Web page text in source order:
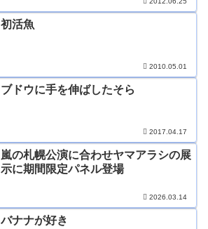
初活魚
2010.05.01
ブドウに手を伸ばしたそら
2017.04.17
嵐の札幌公演に合わせヤマアラシの展
示に期間限定パネル登場
2026.03.14
バナナが好き